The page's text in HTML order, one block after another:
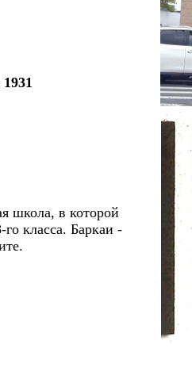
1931
школа, в которой
го класса. Баркаи -